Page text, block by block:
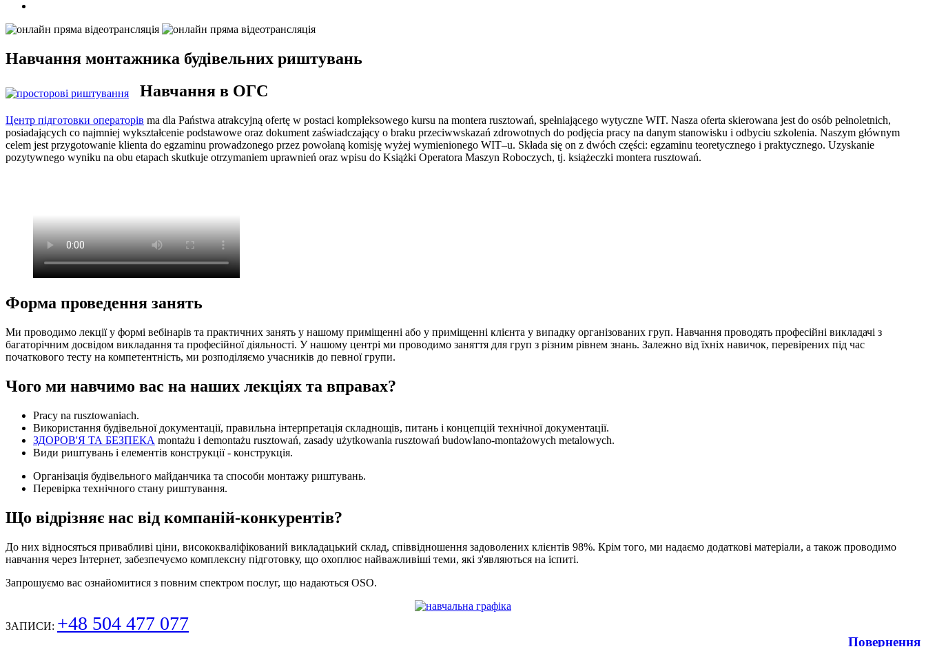
Навчання монтажника будівельних риштувань
Навчання в ОГС
Центр підготовки операторів ma dla Państwa atrakcyjną ofertę w postaci kompleksowego kursu na montera rusztowań, spełniającego wytyczne WIT. Nasza oferta skierowana jest do osób pełnoletnich,
posiadających co najmniej wykształcenie podstawowe oraz dokument zaświadczający o braku przeciwwskazań zdrowotnych do podjęcia pracy na danym stanowisku i odbyciu szkolenia. Naszym głównym
celem jest przygotowanie klienta do egzaminu prowadzonego przez powołaną komisję wyżej wymienionego WIT–u. Składa się on z dwóch części: egzaminu teoretycznego i praktycznego. Uzyskanie
pozytywnego wyniku na obu etapach skutkuje otrzymaniem uprawnień oraz wpisu do Książki Operatora Maszyn Roboczych, tj. książeczki montera rusztowań.
Форма проведення занять
Ми проводимо лекції у формі вебінарів та практичних занять у нашому приміщенні або у приміщенні клієнта у випадку організованих груп. Навчання проводять професійні викладачі з
багаторічним досвідом викладання та професійної діяльності. У нашому центрі ми проводимо заняття для груп з різним рівнем знань. Залежно від їхніх навичок, перевірених під час
початкового тесту на компетентність, ми розподіляємо учасників до певної групи.
Чого ми навчимо вас на наших лекціях та вправах?
Pracy na rusztowaniach.
Використання будівельної документації, правильна інтерпретація складнощів, питань і концепцій технічної документації.
ЗДОРОВ'Я ТА БЕЗПЕКА montażu i demontażu rusztowań, zasady użytkowania rusztowań budowlano-montażowych metalowych.
Види риштувань і елементів конструкції - конструкція.
Організація будівельного майданчика та способи монтажу риштувань.
Перевірка технічного стану риштування.
Що відрізняє нас від компаній-конкурентів?
До них відносяться привабливі ціни, висококваліфікований викладацький склад, співвідношення задоволених клієнтів 98%. Крім того, ми надаємо додаткові матеріали, а також проводимо
навчання через Інтернет, забезпечуємо комплексну підготовку, що охоплює найважливіші теми, які з'являються на іспиті.
Запрошуємо вас ознайомитися з повним спектром послуг, що надаються OSO.
ЗАПИСИ: +48 504 477 077
Повернення